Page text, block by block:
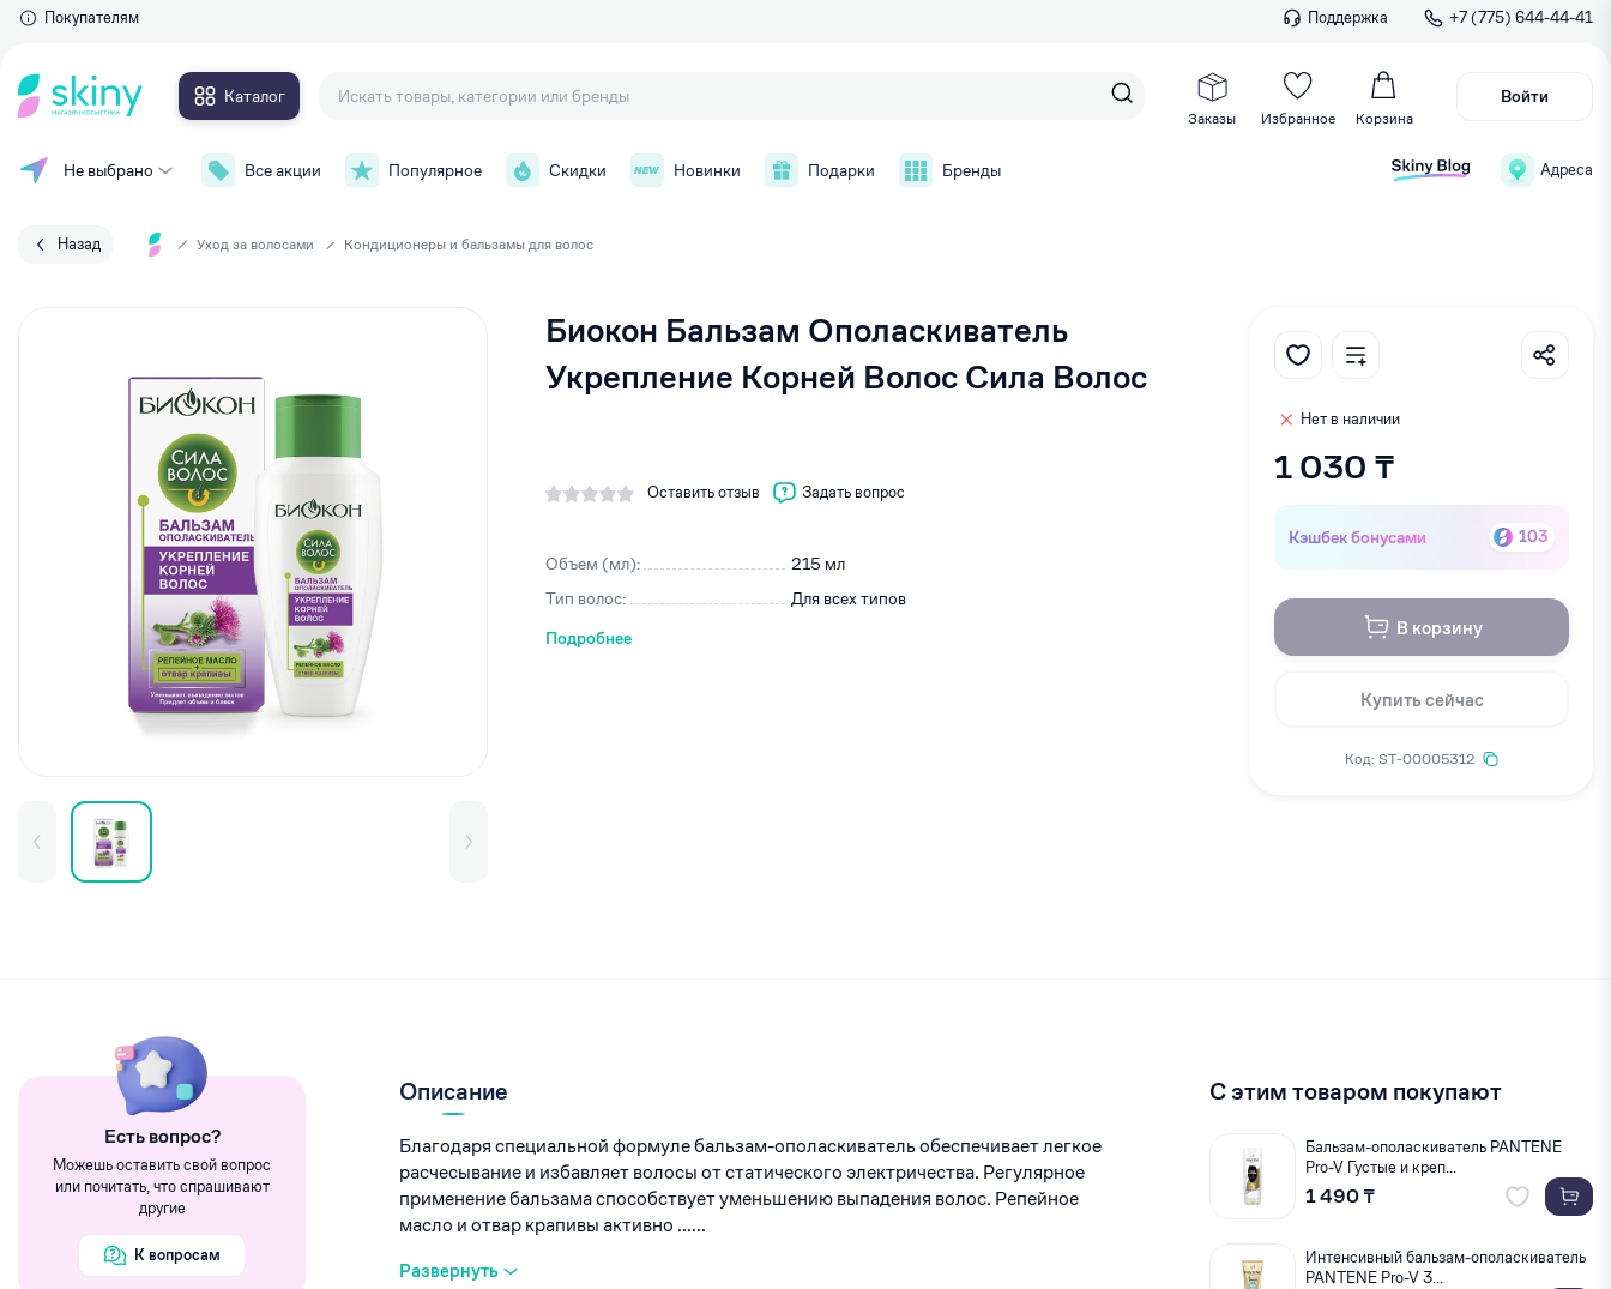
Покупателям Поддержка +7 (775) 644-44-41
Каталог
Заказы Избранное Корзина
Войти
Не выбрано Все акции Популярное Скидки Новинки Подарки Бренды Адреса
Назад Уход за волосами Кондиционеры и бальзамы для волос
Биокон Бальзам Ополаскиватель
Укрепление Корней Волос Сила Волос
Оставить отзыв Задать вопрос
Объем (мл):
215 мл
Тип волос:
Для всех типов
Подробнее
Нет в наличии
1 030 ₸
Кэшбек бонусами 103
В корзину
Купить сейчас
Код: ST-00005312
Eсть вопрос?
Можешь оставить свой вопрос
или почитать, что спрашивают
другие
К вопросам
Описание
Благодаря специальной формуле бальзам-ополаскиватель обеспечивает легкое
расчесывание и избавляет волосы от статического электричества. Регулярное
применение бальзама способствует уменьшению выпадения волос. Репейное
масло и отвар крапивы активно ......
Развернуть
С этим товаром покупают
Бальзам-ополаскиватель PANTENE
Pro-V Густые и креп...
1 490 ₸
Интенсивный бальзам-ополаскиватель
PANTENE Pro-V 3...
Макияж
Уход за лицом
Личная гигиена
Товары для дома
Колготки и чулки
Наборы и сертификаты
Для глаз
Тени для век
Губные помады
Блески для губ
Карандаши для губ
Для бровей
Тушь для бровей
Карандаши и лайнеры для бровей
Помады и тинты для бровей